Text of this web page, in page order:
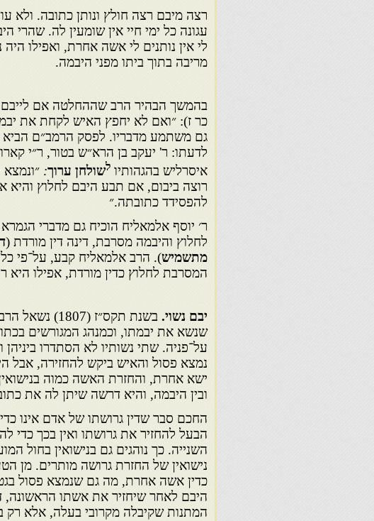
רצה מיבם רצה חולץ ונותן כתובה. ולא
עגונה כל ימי חיי אין שומעין לה.
לי אין נותנים לי אשה אחרת, ואפילו
מריבה בתוך ביתו מפני היבמה.
בהמשך הבהיר הרב שההחלטה אם לייבם
כר ז): ״ואם לא יחפץ האיש לקחת את
גם משתמע מדבריו. לפסק הרמב״ם הביא
לדעתו: ר' יעקב בן הרא״ש בטור, ר״י קארו
איסרליש בהגהותיו לשולחן ערוך: ״ונמצא
רוצה ביבום, אם תבע היבם לחלוץ והיא
להפסידד כתובתה.״
ר׳ יוסף אלמאליח הוכיח גם מדברי
לחלוץ והיבמה מסרבת, דינה דין מורדת (
מתשמיש). הרב אלמאליח קבע, על־פי
המסרבת לחלוץ כדין מורדת, אפילו היא
יבם נשוי.
בשנת תקס״ז
שנשא את יבמתו, וכמנהג המגורשים
על־פניה. שתי נשותיו לא הסתדרו
נמצא פסול והאיש ביקש להחזירה,
ישא אחרת, והחזרת האשה כמוה
ובין היבמה, והיא דרשה שיתן לה את
החכם סבר שדין גרושתו של אדם אינו
הבעל להחזיר את גרושתו ואין בכך
השנייה. כך נוהגים גם בנישואין בחול
נישואין של החזרת גרושה מותרים. מן
כדין אשה אחרת, מה גם שנמצא פסול
היבם לאחר שיחזיר את אשתו הראשונה,
המתנות שקיבלה מקרובי בעלה, אלא רק